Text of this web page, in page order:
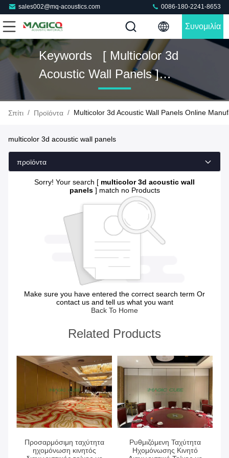
sales002@mq-acoustics.com 0086-180-2241-8653
Συνομιλία
Keywords [ Multicolor 3d
Acoustic Wall Panels ]
Match 0 Προϊόντα
Σπίτι / Προϊόντα / Multicolor 3d Acoustic Wall Panels Online
multicolor 3d acoustic wall panels
προϊόντα
Sorry! Your search [ multicolor 3d acoustic wall
panels] match no Products
Make sure you have entered the correct search term Or
contact us and tell us what you want
Back To Home
Related Products
Προσαρμόσιμη ταχύτητα
ηχομόνωση κινητός
Ρυθμιζόμενη Ταχύτητα
Ηχομόνωσης Κινητό